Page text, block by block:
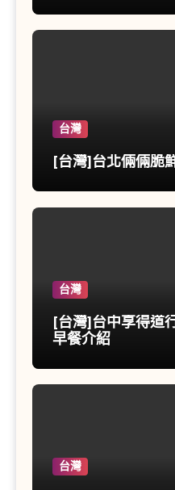
台灣
[台灣]台北倆倆脆
台灣
[台灣]台中享得道
早餐介紹
台灣